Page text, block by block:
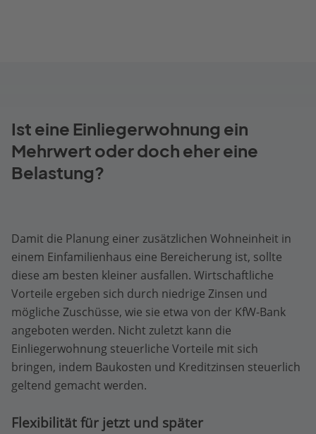
Ist eine Einliegerwohnung ein
Mehrwert oder doch eher eine
Belastung?
Damit die Planung einer zusätzlichen Wohneinheit in
einem Einfamilienhaus eine Bereicherung ist, sollte
diese am besten kleiner ausfallen. Wirtschaftliche
Vorteile ergeben sich durch niedrige Zinsen und
mögliche Zuschüsse, wie sie etwa von der KfW-Bank
angeboten werden. Nicht zuletzt kann die
Einliegerwohnung steuerliche Vorteile mit sich
bringen, indem Baukosten und Kreditzinsen steuerlich
geltend gemacht werden.
Flexibilität für jetzt und später